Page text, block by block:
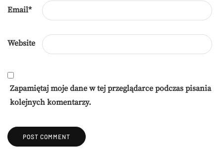
Email*
Website
Zapamiętaj moje dane w tej przeglądarce podczas pisania
kolejnych komentarzy.